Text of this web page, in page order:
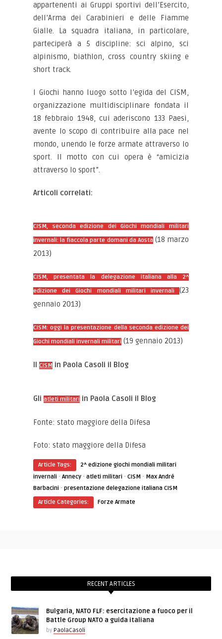
appartenenti ai Gruppi sportivi dell’Esercito,
dell’Arma dei Carabinieri e delle Fiamme
Gialle. La squadra italiana, in particolare,
parteciperà a 5 discipline: sci alpino, sci
alpinismo, biathlon, cross country skiing e
short track.
I Giochi hanno luogo sotto l’egida del CISM,
organizzazione multidisciplinare fondata il
18 febbraio 1948, cui aderiscono 133 Paesi,
avente lo scopo di contribuire alla pace nel
mondo, unendo le forze armate attraverso lo
sport. Il motto con cui opera è “amicizia
attraverso lo sport”.
Articoli correlati:
CISM, seconda edizione dei Giochi mondiali militari
invernali: la fiaccola parte domani da Aosta (18 marzo
2013)
CISM, presentata la delegazione italiana alla 2^
edizione dei Giochi mondiali militari invernali
(23
gennaio 2013)
CISM: oggi la presentazione della seconda edizione dei
Giochi mondiali invernali militari (19 gennaio 2013)
IlCISM in Paola Casoli il Blog
Gliatleti militari in Paola Casoli il Blog
Fonte: stato maggiore della Difesa
Foto: stato maggiore della Difesa
Article Tags:
2^ edizione giochi mondiali militari
invernali ·Annecy ·atleti militari ·CISM · Max André
Barbacini ·presentazione delegazione italiana CISM
Article Categories:
Forze Armate
RECENT ARTICLES
Bulgaria, NATO FLF: esercitazione a fuoco per il
Battle Group NATO a guida italiana
by PaolaCasoli